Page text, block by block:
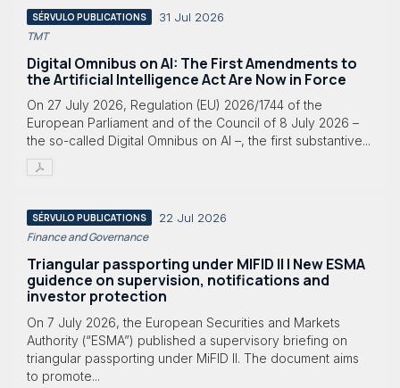
SÉRVULO PUBLICATIONS 31 Jul 2026
TMT
Digital Omnibus on AI: The First Amendments to
the Artificial Intelligence Act Are Now in Force
On 27 July 2026, Regulation (EU) 2026/1744 of the
European Parliament and of the Council of 8 July 2026 –
the so-called Digital Omnibus on AI –, the first substantive...
SÉRVULO PUBLICATIONS 22 Jul 2026
Finance and Governance
Triangular passporting under MIFID II | New ESMA
guidence on supervision, notifications and
investor protection
On 7 July 2026, the European Securities and Markets
Authority (“ESMA”) published a supervisory briefing on
triangular passporting under MiFID II. The document aims
to promote...